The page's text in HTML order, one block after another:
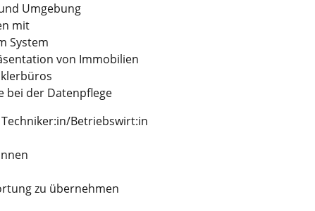
Umgebung
mit
System
von Immobilien
bei der Datenpflege
Betriebswirt:in
zu übernehmen